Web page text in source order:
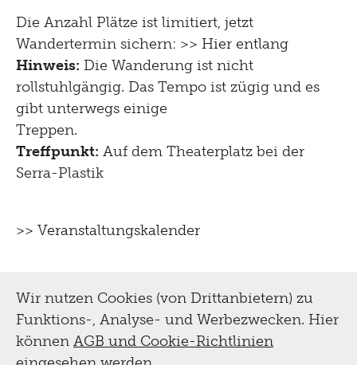
Die Anzahl Plätze ist limitiert, jetzt
Wandertermin sichern: >> Hier entlang
Hinweis: Die Wanderung ist nicht
rollstuhlgängig. Das Tempo ist zügig und es
gibt unterwegs einige
Treppen.
Treffpunkt: Auf dem Theaterplatz bei der
Serra-Plastik
>> Veranstaltungskalender
Wir nutzen Cookies (von Drittanbietern) zu
Funktions-, Analyse- und Werbezwecken. Hier
können AGB und Cookie-Richtlinien